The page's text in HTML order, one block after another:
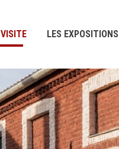
LES EXPOSITIONS